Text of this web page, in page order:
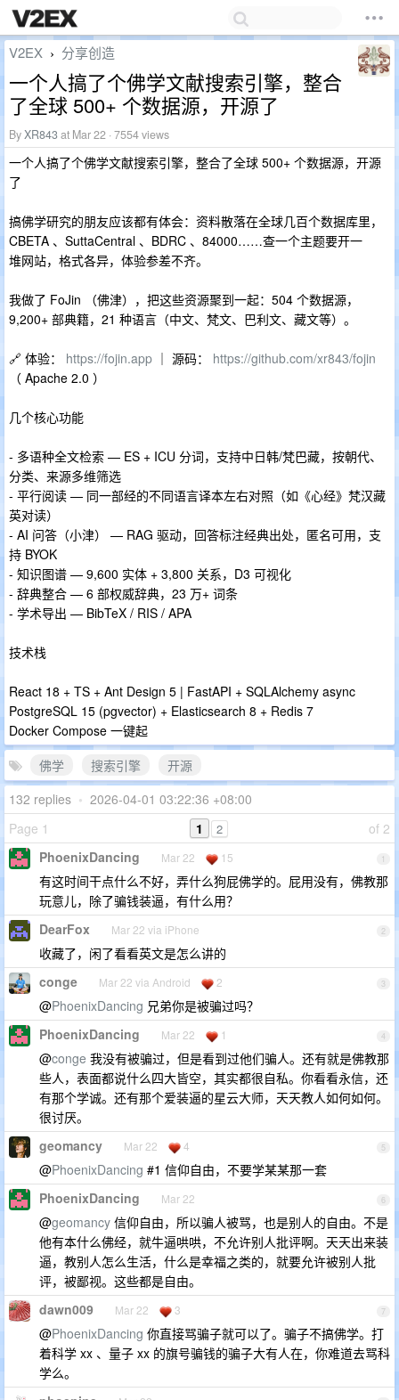
V2EX › 分享创造
一个人搞了个佛学文献搜索引擎，整合
了全球 500+ 个数据源，开源了
ByXR843at Mar 22 · 7554 views
一个人搞了个佛学文献搜索引擎，整合了全球 500+ 个数据源，开源
了
搞佛学研究的朋友应该都有体会：资料散落在全球几百个数据库里，
CBETA 、SuttaCentral 、BDRC 、84000……查一个主题要开一
堆网站，格式各异，体验参差不齐。
我做了 FoJin （佛津），把这些资源聚到一起：504 个数据源，
9,200+ 部典籍，21 种语言（中文、梵文、巴利文、藏文等）。
🔗 体验： https://fojin.app ｜ 源码： https://github.com/xr843/fojin
（ Apache 2.0 ）
几个核心功能
- 多语种全文检索 — ES + ICU 分词，支持中日韩/梵巴藏，按朝代、
分类、来源多维筛选
- 平行阅读 — 同一部经的不同语言译本左右对照（如《心经》梵汉藏
英对读）
- AI 问答（小津） — RAG 驱动，回答标注经典出处，匿名可用，支
持 BYOK
- 知识图谱 — 9,600 实体 + 3,800 关系，D3 可视化
- 辞典整合 — 6 部权威辞典，23 万+ 词条
- 学术导出 — BibTeX / RIS / APA
技术栈
React 18 + TS + Ant Design 5 | FastAPI + SQLAlchemy async
PostgreSQL 15 (pgvector) + Elasticsearch 8 + Redis 7
Docker Compose 一键起
佛学
搜索引擎
开源
132 replies • 2026-04-01 03:22:36 +08:00
Page 1
of 2
1 2
1
PhoenixDancing Mar 22 15
有这时间干点什么不好，弄什么狗屁佛学的。屁用没有，佛教那
玩意儿，除了骗钱装逼，有什么用？
2
DearFox Mar 22 via iPhone
收藏了，闲了看看英文是怎么讲的
3
conge Mar 22 via Android 2
@PhoenixDancing 兄弟你是被骗过吗？
4
PhoenixDancing Mar 22 1
@conge 我没有被骗过，但是看到过他们骗人。还有就是佛教那
些人，表面都说什么四大皆空，其实都很自私。你看看永信，还
有那个学诚。还有那个爱装逼的星云大师，天天教人如何如何。
很讨厌。
5
geomancy Mar 22 4
@PhoenixDancing #1 信仰自由，不要学某某那一套
6
PhoenixDancing Mar 22
@geomancy 信仰自由，所以骗人被骂，也是别人的自由。不是
他有本什么佛经，就牛逼哄哄，不允许别人批评啊。天天出来装
逼，教别人怎么生活，什么是幸福之类的，就要允许被别人批
评，被鄙视。这些都是自由。
7
dawn009 Mar 22 3
@PhoenixDancing 你直接骂骗子就可以了。骗子不搞佛学。打
着科学 xx 、量子 xx 的旗号骗钱的骗子大有人在，你难道去骂科
学么。